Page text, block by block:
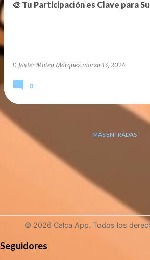
a
d
a
s
🎨 Tu Participación es Clave para
F. Javier Mateo Márquez marzo 13, 2024
0
MÁS ENTRADAS
© 2026 Calca App. Todos los
Seguidores